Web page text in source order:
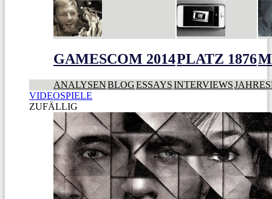
GAMESCOM 2014PLATZ 1876
ANALYSENBLOGESSAYSINTERVIEWS
VIDEOSPIELE
ZUFÄLLIG